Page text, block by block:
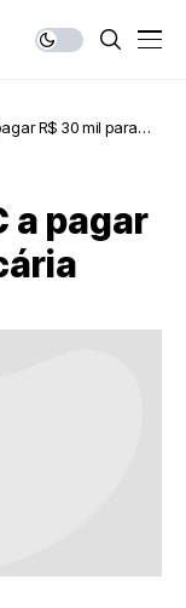
R$ 30 mil para
a pagar